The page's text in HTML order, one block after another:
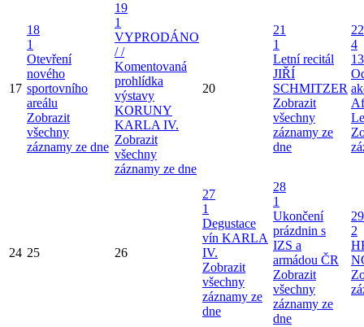
17
18
1
Otevření
nového
sportovního
areálu
Zobrazit
všechny
záznamy ze dne
19
1
VYPRODÁNO
/ /
Komentovaná
prohlídka
výstavy
KORUNY
KARLA IV.
Zobrazit
všechny
záznamy ze dne
20
21
1
Letní recitál
JIŘÍ
SCHMITZER
Zobrazit
všechny
záznamy ze
dne
22
4
24 25 26
27
1
Degustace
vín KARLA
IV.
Zobrazit
všechny
záznamy ze
dne
28
1
Ukončení
prázdnin s
IZS a
armádou ČR
Zobrazit
všechny
záznamy ze
dne
29
2